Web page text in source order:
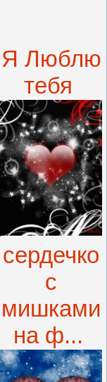
Я Люблю
тебя
сердечко
с
мишками
на ф...